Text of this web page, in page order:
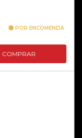
POR ENCOMENDA
COMPRAR